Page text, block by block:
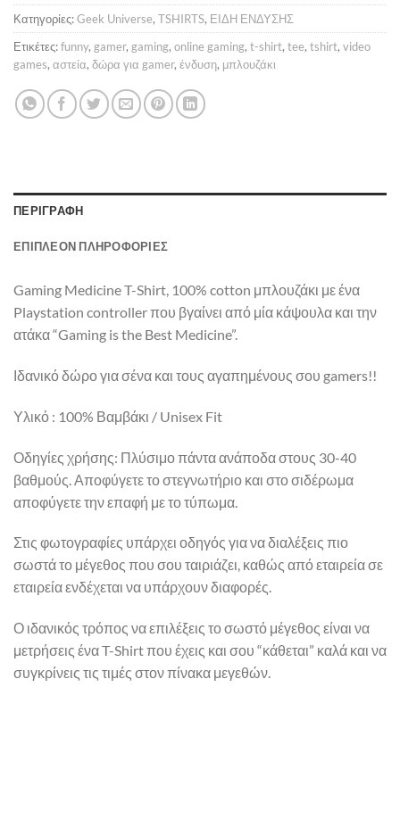
Κατηγορίες:Geek Universe, TSHIRTS, ΕΙΔΗ ΕΝΔΥΣΗΣ
Ετικέτες:funny, gamer, gaming, online gaming, t-shirt, tee, tshirt, video
games, αστεία, δώρα για gamer, ένδυση, μπλουζάκι
ΠΕΡΙΓΡΑΦΉ
ΕΠΙΠΛΈΟΝ ΠΛΗΡΟΦΟΡΊΕΣ
Gaming Medicine T-Shirt, 100% cotton μπλουζάκι με ένα
Playstation controller που βγαίνει από μία κάψουλα και την
ατάκα “Gaming is the Best Medicine”.
Ιδανικό δώρο για σένα και τους αγαπημένους σου gamers!!
Υλικό : 100% Βαμβάκι / Unisex Fit
Οδηγίες χρήσης: Πλύσιμο πάντα ανάποδα στους 30-40
βαθμούς. Αποφύγετε το στεγνωτήριο και στο σιδέρωμα
αποφύγετε την επαφή με το τύπωμα.
Στις φωτογραφίες υπάρχει οδηγός για να διαλέξεις πιο
σωστά το μέγεθος που σου ταιριάζει, καθώς από εταιρεία σε
εταιρεία ενδέχεται να υπάρχουν διαφορές.
Ο ιδανικός τρόπος να επιλέξεις το σωστό μέγεθος είναι να
μετρήσεις ένα T-Shirt που έχεις και σου “κάθεται” καλά και να
συγκρίνεις τις τιμές στον πίνακα μεγεθών.